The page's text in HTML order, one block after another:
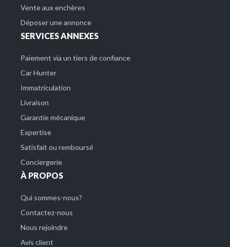
Vente aux enchères
Déposer une annonce
SERVICES ANNEXES
Paiement via un tiers de confiance
Car Hunter
Immatriculation
Livraison
Garantie mécanique
Expertise
Satisfait ou remboursé
Conciergerie
À PROPOS
Qui sommes-nous?
Contactez-nous
Nous rejoindre
Avis client